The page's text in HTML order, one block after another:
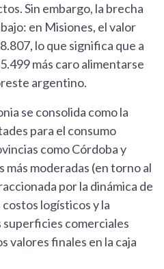
Sin embargo, la brecha
en Misiones, el valor
lo que significa que a
más caro alimentarse
argentino.
se consolida como la
para el consumo
como Córdoba y
más moderadas (en torno al
por la dinámica de
logísticos y la
superficies comerciales
valores finales en la caja